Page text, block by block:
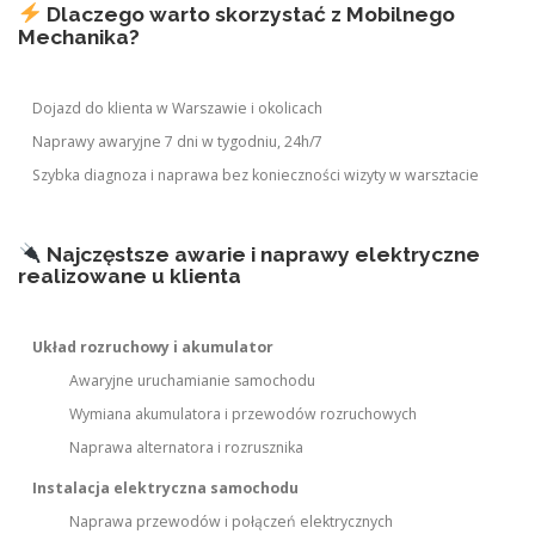
Dlaczego warto skorzystać z Mobilnego
Mechanika?
Dojazd do klienta w Warszawie i okolicach
Naprawy awaryjne 7 dni w tygodniu, 24h/7
Szybka diagnoza i naprawa bez konieczności wizyty w warsztacie
Najczęstsze awarie i naprawy elektryczne
realizowane u klienta
Układ rozruchowy i akumulator
Awaryjne uruchamianie samochodu
Wymiana akumulatora i przewodów rozruchowych
Naprawa alternatora i rozrusznika
Instalacja elektryczna samochodu
Naprawa przewodów i połączeń elektrycznych